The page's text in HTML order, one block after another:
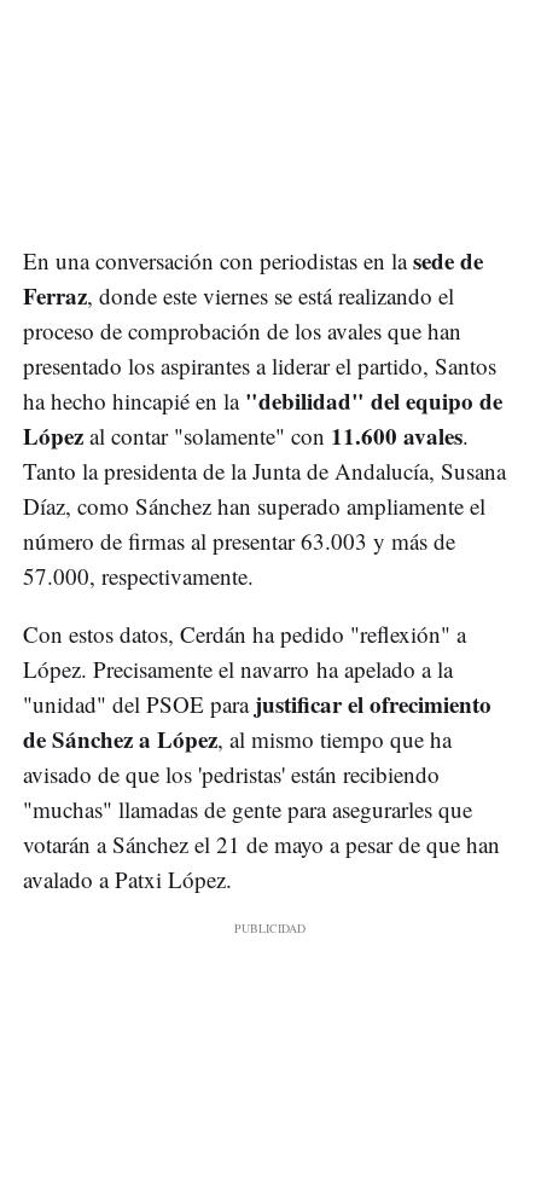
En una conversación con periodistas en lasede de
Ferraz, donde este viernes se está realizando el
proceso de comprobación de los avales que han
presentado los aspirantes a liderar el partido, Santos
ha hecho hincapié en la "debilidad" del equipo de
López al contar "solamente" con 11.600 avales.
Tanto la presidenta de la Junta de Andalucía, Susana
Díaz, como Sánchez han superado ampliamente el
número de firmas al presentar 63.003 y más de
57.000, respectivamente.
Con estos datos, Cerdán ha pedido "reflexión" a
López. Precisamente el navarro ha apelado a la
"unidad" del PSOE parajustificar el ofrecimiento
de Sánchez a López, al mismo tiempo que ha
avisado de que los 'pedristas' están recibiendo
"muchas" llamadas de gente para asegurarles que
votarán a Sánchez el 21 de mayo a pesar de que han
avalado a Patxi López.